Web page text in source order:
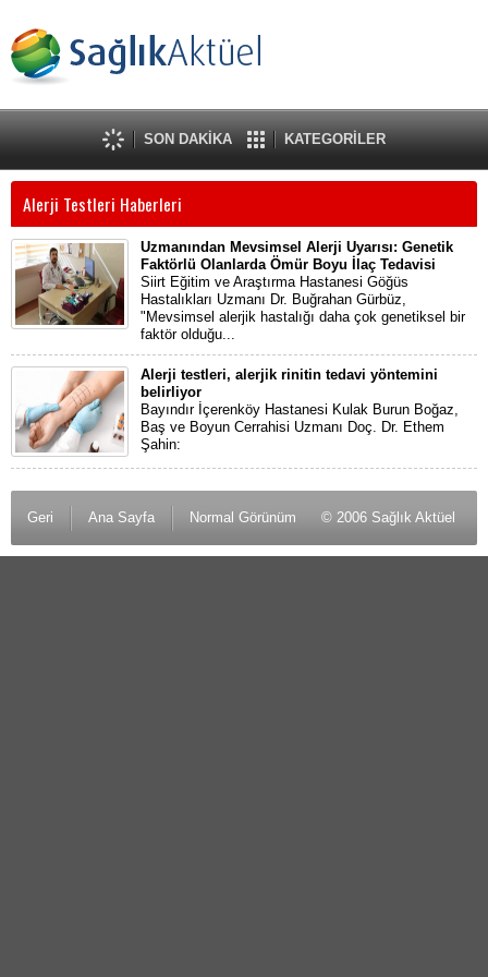
SON DAKİKA KATEGORİLER
Alerji Testleri Haberleri
Uzmanından Mevsimsel Alerji Uyarısı: Genetik
Faktörlü Olanlarda Ömür Boyu İlaç Tedavisi
Siirt Eğitim ve Araştırma Hastanesi Göğüs
Hastalıkları Uzmanı Dr. Buğrahan Gürbüz,
"Mevsimsel alerjik hastalığı daha çok genetiksel bir
faktör olduğu...
Alerji testleri, alerjik rinitin tedavi yöntemini
belirliyor
Bayındır İçerenköy Hastanesi Kulak Burun Boğaz,
Baş ve Boyun Cerrahisi Uzmanı Doç. Dr. Ethem
Şahin:
Geri Ana Sayfa Normal Görünüm © 2006 Sağlık Aktüel